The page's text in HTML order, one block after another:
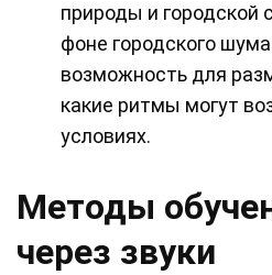
природы и городской
фоне городского
возможность для
какие ритмы могут
условиях.
Методы
через звуки